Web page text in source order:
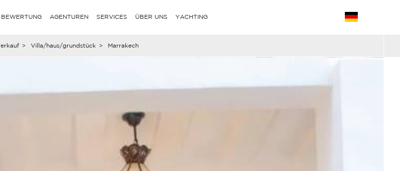
BEWERTUNG AGENTUREN SERVICES ÜBER UNS YACHTING
> Villa/haus/grundstück > Marrakech